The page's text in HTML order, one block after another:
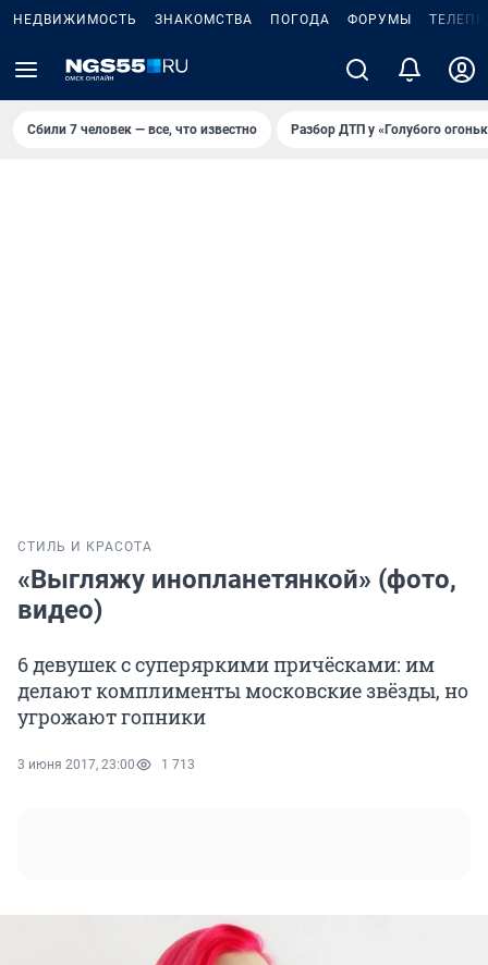
НЕДВИЖИМОСТЬ ЗНАКОМСТВА ПОГОДА ФОРУМЫ
Сбили 7 человек — все, что известно Разбор ДТП у «Голубого
СТИЛЬ И КРАСОТА
«Выгляжу инопланетянкой» (фото,
видео)
6 девушек с суперяркими причёсками: им
делают комплименты московские звёзды, но
угрожают гопники
3 июня 2017, 23:00 1 713